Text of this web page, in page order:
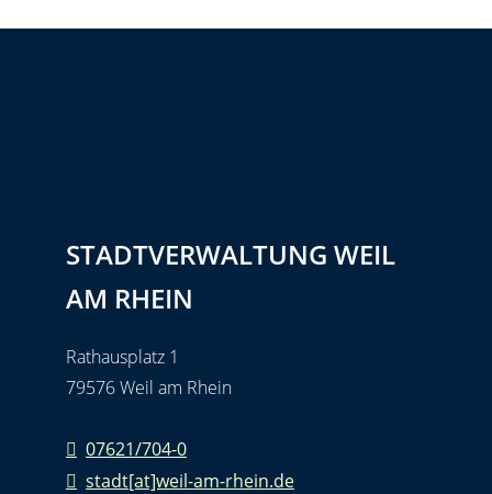
STADTVERWALTUNG WEIL
AM RHEIN
Rathausplatz 1
79576 Weil am Rhein
07621/704-0
stadt[at]weil-am-rhein.de